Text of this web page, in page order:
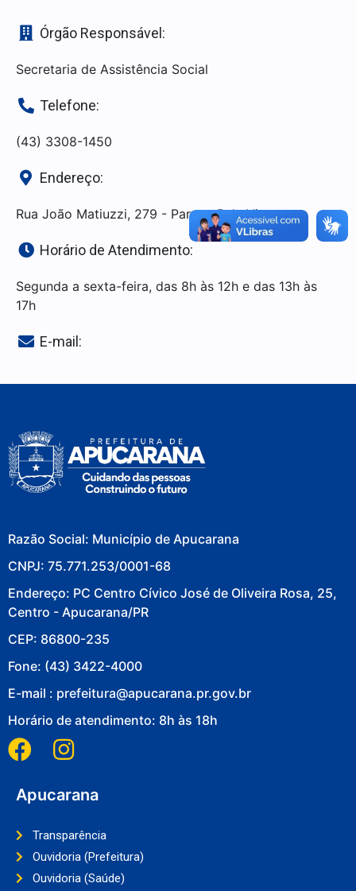
Órgão Responsável:
Secretaria de Assistência Social
Telefone:
(43) 3308-1450
Endereço:
Rua João Matiuzzi, 279 - Parque Bela Vista
Horário de Atendimento:
Segunda a sexta-feira, das 8h às 12h e das 13h às
17h
E-mail:
Razão Social: Município de Apucarana
CNPJ: 75.771.253/0001-68
Endereço: PC Centro Cívico José de Oliveira Rosa, 25,
Centro - Apucarana/PR
CEP: 86800-235
Fone: (43) 3422-4000
E-mail : prefeitura@apucarana.pr.gov.br
Horário de atendimento: 8h às 18h
Apucarana
Transparência
Ouvidoria (Prefeitura)
Ouvidoria (Saúde)